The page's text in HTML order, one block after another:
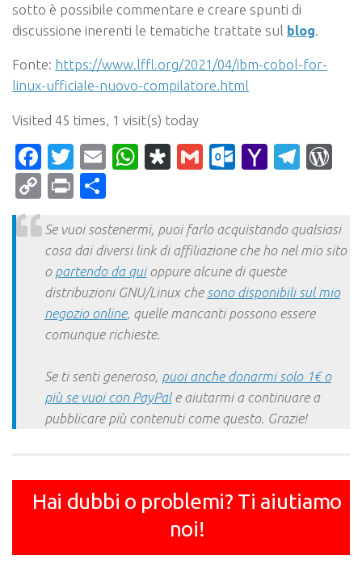
sotto è possibile commentare e creare spunti di
discussione inerenti le tematiche trattate sul blog
Fonte: https://www.lffl.org/2021/04/ibm-cobol-for-
linux-ufficiale-nuovo-compilatore.html
Visited 45 times, 1 visit(s) today
Facebook
Twitter
EmailWhatsApp
Diaspora
Gmail Yahoo
CopyPrint
Se vuoi sostenermi, puoi farlo acquistando qualsiasi
cosa dai diversi link di affiliazione che ho nel mio sito
o partendo da quioppure alcune di queste
distribuzioni GNU/Linux che sono disponibili sul mio
negozio online, quelle mancanti possono essere
comunque richieste.
Se ti senti generoso, puoi anche donarmi solo 1€ o
più se vuoi con PayPale aiutarmi a continuare a
pubblicare più contenuti come questo. Grazie!
Hai dubbi o problemi? Ti aiutiamo
noi!